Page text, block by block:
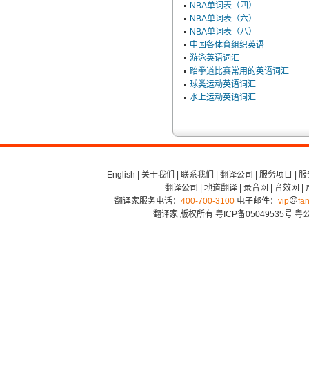
NBA单词表（四）
NBA单词表（六）
NBA单词表（八）
中国各体育组织英语
游泳英语词汇
跆拳道比赛常用的英语词汇
球类运动英语词汇
水上运动英语词汇
English 关于我们 联系我们 翻译公司 服务项目
服
翻译公司
地道翻译| 录音网 音效网
翻译家服务电话： 400-700-3100电子邮件： vip
翻译家 版权所有 粤ICP备05049535号 粤